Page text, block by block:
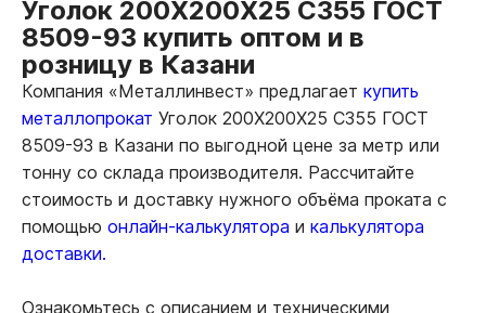
Уголок 200Х200Х25 С355 ГОСТ
8509-93 купить оптом и в
розницу в Казани
Компания «Металлинвест» предлагает купить
металлопрокат Уголок 200Х200Х25 С355 ГОСТ
8509-93 в Казани по выгодной цене за метр или
тонну со склада производителя. Рассчитайте
стоимость и доставку нужного объёма проката с
помощью онлайн-калькулятора и калькулятора
доставки.
Ознакомьтесь с описанием и техническими